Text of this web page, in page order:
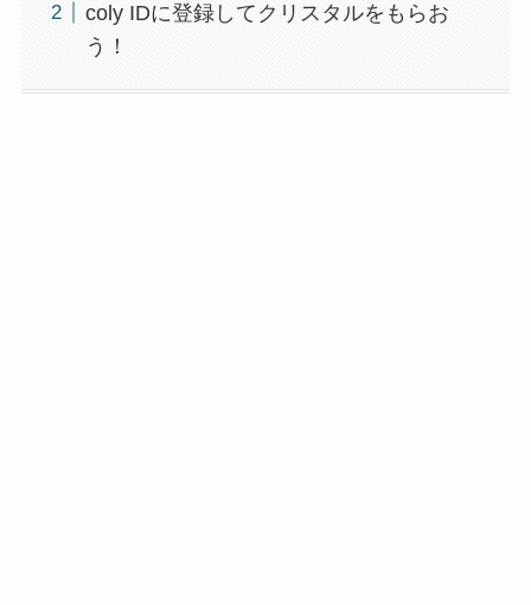
coly IDに登録してクリスタルをもらお
う！